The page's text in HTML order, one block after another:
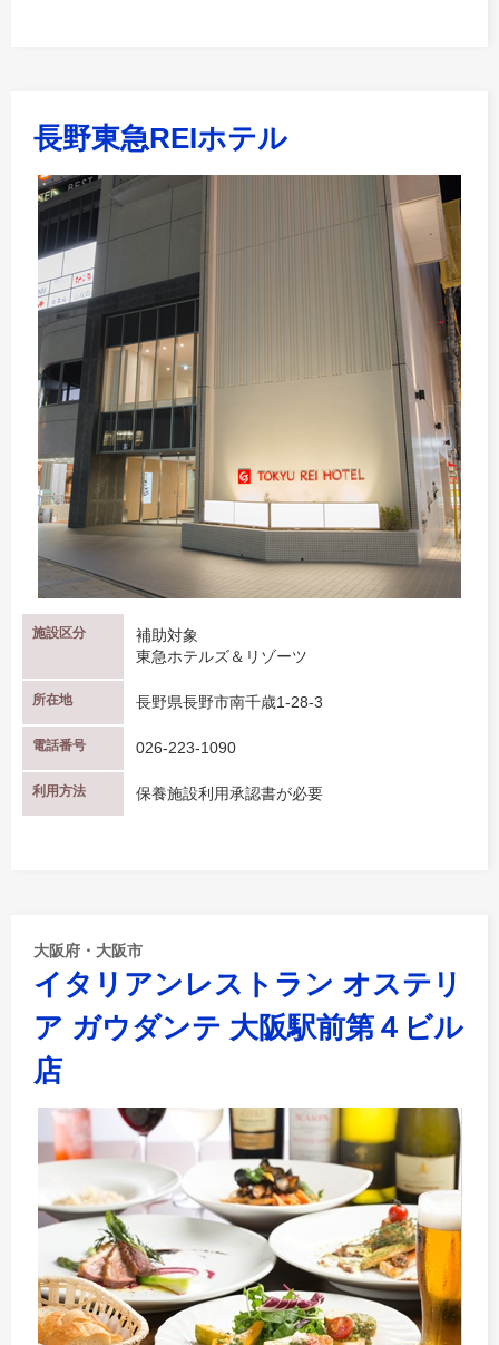
長野東急REIホテル
施設区分
補助対象
東急ホテルズ＆リゾーツ
所在地 長野県長野市南千歳1-28-3
電話番号 026-223-1090
利用方法 保養施設利用承認書が必要
大阪府・大阪市
イタリアンレストラン オステリ
ア ガウダンテ 大阪駅前第４ビル
店